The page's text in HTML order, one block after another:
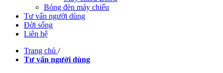
Bóng đèn máy chiếu
Tư vấn người dùng
Đời sống
Liên hệ
Trang chủ /
Tư vấn người dùng